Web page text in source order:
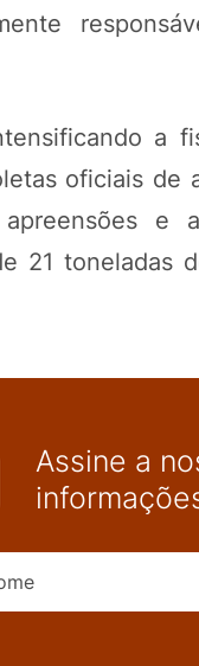
a
oficiais
e
21 toneladas
Assine a